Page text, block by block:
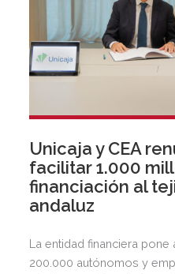
Unicaja y CEA
facilitar 1.000
financiación al
andaluz
La entidad financiera
200.000 autónomos y